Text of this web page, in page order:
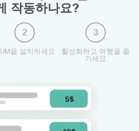
작동하나요?
2
을 설치하세요
3
활성화하고 여행을 즐
기세요